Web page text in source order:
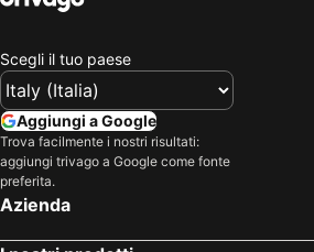
Scegli il tuo paese
Aggiungi a Google
Trova facilmente i nostri risultati:
aggiungi trivago a Google come fonte
preferita.
Azienda